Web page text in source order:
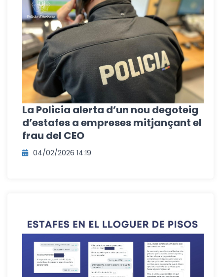
La Policia alerta d’un nou degoteig
d’estafes a empreses mitjançant el
frau del CEO
04/02/2026 14:19